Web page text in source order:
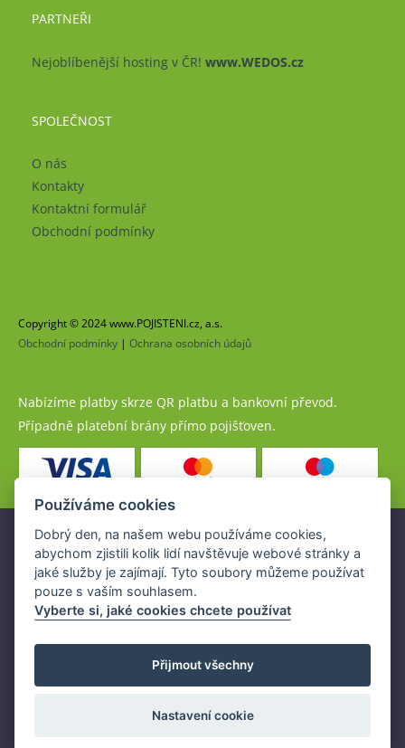
PARTNEŘI
Nejoblíbenější hosting v ČR! www.WEDOS.cz
SPOLEČNOST
O nás
Kontakty
Kontaktní formulář
Obchodní podmínky
Copyright © 2024 www.POJISTENI.cz, a.s.
Obchodní podmínky | Ochrana osobních údajů
Nabízíme platby skrze QR platbu a bankovní převod.
Případně platební brány přímo pojišťoven.
Pojistné produkty jsou nabízeny společností
www.POJISTENI.cz, a.s. na základě platné licence České
národní banky (ČNB).
Licence ČNB umožňuje www.POJISTENI.cz, a.s. poskytovat
v ČR.
Používáme cookies
Dobrý den, na našem webu používáme cookies,
abychom zjistili kolik lidí navštěvuje webové stránky a
jaké služby je zajímají. Tyto soubory můžeme používat
pouze s vaším souhlasem.
Vyberte si, jaké cookies chcete používat
Přijmout všechny
Nastavení cookie